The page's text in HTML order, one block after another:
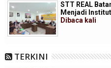
STT REAL
Menjadi
Dibaca kali
TERKINI